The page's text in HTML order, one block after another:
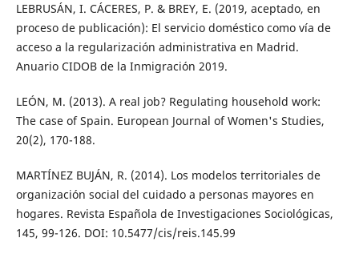
LEBRUSÁN, I. CÁCERES, P. & BREY, E. (2019, aceptado, en
proceso de publicación): El servicio doméstico como vía de
acceso a la regularización administrativa en Madrid.
Anuario CIDOB de la Inmigración 2019.
LEÓN, M. (2013). A real job? Regulating household work:
The case of Spain. European Journal of Women's Studies,
20(2), 170-188.
MARTÍNEZ BUJÁN, R. (2014). Los modelos territoriales de
organización social del cuidado a personas mayores en
hogares. Revista Española de Investigaciones Sociológicas,
145, 99-126. DOI: 10.5477/cis/reis.145.99